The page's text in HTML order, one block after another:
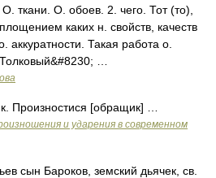
ткани. О. обоев. 2. чего. Тот (то),
каких н. свойств, качеств
аккуратности. Такая работа о.
…
Произностися [обращик] …
и ударения в современном
сын Бароков, земский дьячек, св.